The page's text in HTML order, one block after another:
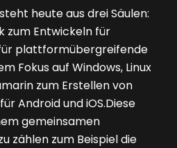
heute aus drei Säulen:
zum Entwickeln für
für plattformübergreifende
Fokus auf Windows, Linux
zum Erstellen von
Android und iOS.Diese
gemeinsamen
zählen zum Beispiel die